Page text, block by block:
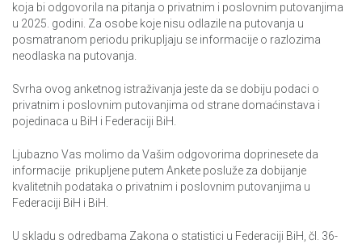
koja bi odgovorila na pitanja o privatnim i poslovnim putovanjima
u 2025. godini. Za osobe koje nisu odlazile na putovanja u
posmatranom periodu prikupljaju se informacije o razlozima
neodlaska na putovanja.
Svrha ovog anketnog istraživanja jeste da se dobiju podaci o
privatnim i poslovnim putovanjima od strane domaćinstava i
pojedinaca u BiH i Federaciji BiH.
Ljubazno Vas molimo da Vašim odgovorima doprinesete da
informacije prikupljene putem Ankete posluže za dobijanje
kvalitetnih podataka o privatnim i poslovnim putovanjima u
Federaciji BiH i BiH.
U skladu s odredbama Zakona o statistici u Federaciji BiH, čl. 36-